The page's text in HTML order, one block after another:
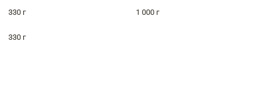
330 г 1 000 г
330 г